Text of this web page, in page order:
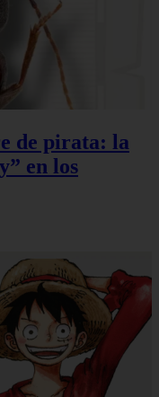
de pirata: la
en los